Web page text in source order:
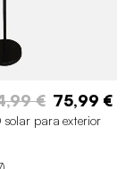
€ 75,99 €
solar para exterior